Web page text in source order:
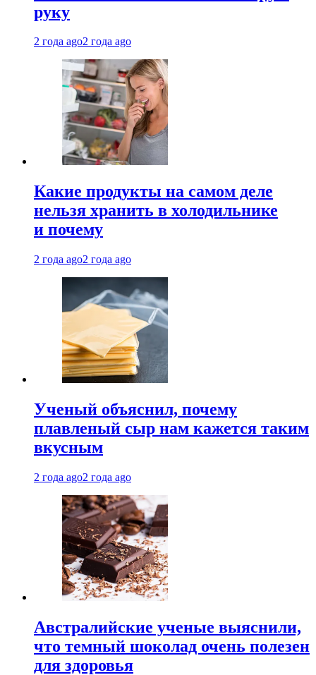
руку
2 года ago2 года ago
Какие продукты на самом деле
нельзя хранить в холодильнике
и почему
2 года ago2 года ago
Ученый объяснил, почему
плавленый сыр нам кажется таким
вкусным
2 года ago2 года ago
Австралийские ученые выяснили,
что темный шоколад очень полезен
для здоровья